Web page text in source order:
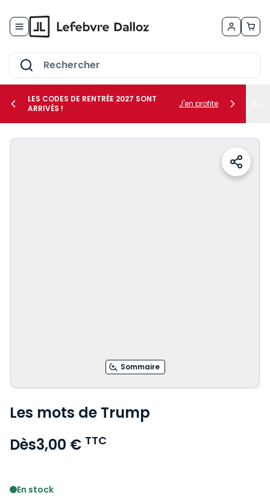
le sous-menu Vos métiers
LES CODES DE RENTRÉE 2027 SONT
ARRIVÉS !
J'en profite
Sommaire
Les mots de Trump
Dès3,00 € TTC
En stock